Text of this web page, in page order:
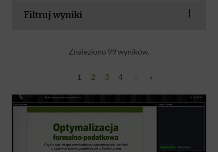
Filtruj wyniki
Znaleziono 99 wyników.
1 2 3 4 › »